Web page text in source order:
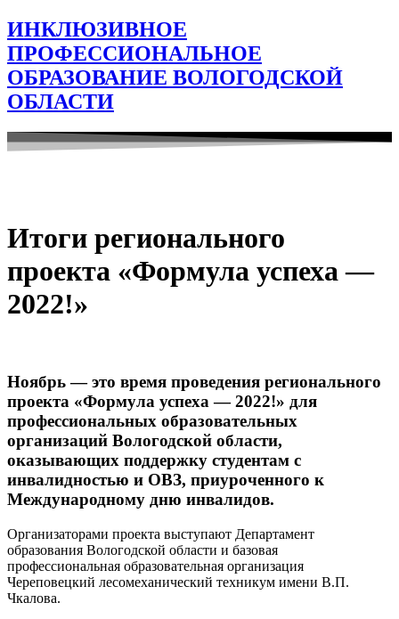
ИНКЛЮЗИВНОЕ
ПРОФЕССИОНАЛЬНОЕ
ОБРАЗОВАНИЕ ВОЛОГОДСКОЙ
ОБЛАСТИ
Итоги регионального
проекта «Формула успеха —
2022!»
Ноябрь — это время проведения регионального
проекта «Формула успеха — 2022!» для
профессиональных образовательных
организаций Вологодской области,
оказывающих поддержку студентам с
инвалидностью и ОВЗ, приуроченного к
Международному дню инвалидов.
Организаторами проекта выступают Департамент
образования Вологодской области и базовая
профессиональная образовательная организация
Череповецкий лесомеханический техникум имени В.П.
Чкалова.